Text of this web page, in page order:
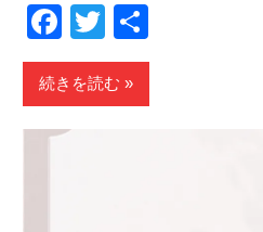
Facebook
Twitter
有
続きを読む